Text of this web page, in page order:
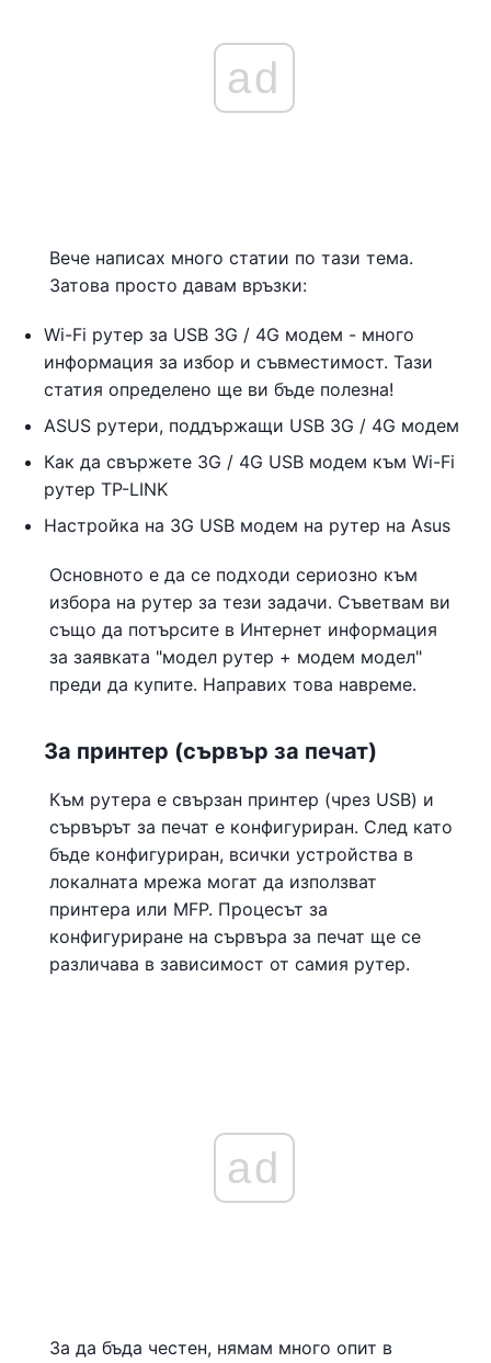
ad
Вече написах много статии по тази тема.
Затова просто давам връзки:
Wi-Fi рутер за USB 3G / 4G модем - много
информация за избор и съвместимост. Тази
статия определено ще ви бъде полезна!
ASUS рутери, поддържащи USB 3G / 4G модем
Как да свържете 3G / 4G USB модем към Wi-Fi
рутер TP-LINK
Настройка на 3G USB модем на рутер на Asus
Основното е да се подходи сериозно към
избора на рутер за тези задачи. Съветвам ви
също да потърсите в Интернет информация
за заявката "модел рутер + модем модел"
преди да купите. Направих това навреме.
За принтер (сървър за печат)
Към рутера е свързан принтер (чрез USB) и
сървърът за печат е конфигуриран. След като
бъде конфигуриран, всички устройства в
локалната мрежа могат да използват
принтера или MFP. Процесът за
конфигуриране на сървъра за печат ще се
различава в зависимост от самия рутер.
ad
За да бъда честен, нямам много опит в